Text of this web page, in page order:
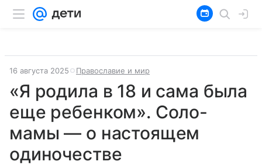
16 августа 2025 Православие и мир
«Я родила в 18 и сама была
еще ребенком». Соло-
мамы — о настоящем
одиночестве